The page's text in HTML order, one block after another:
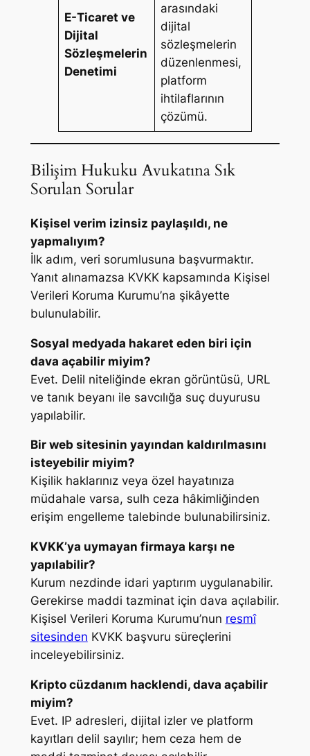
E-Ticaret ve
Dijital
Sözleşmelerin
Denetimi
arasındaki
dijital
sözleşmelerin
düzenlenmesi,
platform
ihtilaflarının
çözümü.
Bilişim Hukuku Avukatına Sık
Sorulan Sorular
Kişisel verim izinsiz paylaşıldı, ne
yapmalıyım?
İlk adım, veri sorumlusuna başvurmaktır.
Yanıt alınamazsa KVKK kapsamında Kişisel
Verileri Koruma Kurumu’na şikâyette
bulunulabilir.
Sosyal medyada hakaret eden biri için
dava açabilir miyim?
Evet. Delil niteliğinde ekran görüntüsü, URL
ve tanık beyanı ile savcılığa suç duyurusu
yapılabilir.
Bir web sitesinin yayından kaldırılmasını
isteyebilir miyim?
Kişilik haklarınız veya özel hayatınıza
müdahale varsa, sulh ceza hâkimliğinden
erişim engelleme talebinde bulunabilirsiniz.
KVKK’ya uymayan firmaya karşı ne
yapılabilir?
Kurum nezdinde idari yaptırım uygulanabilir.
Gerekirse maddi tazminat için dava açılabilir.
Kişisel Verileri Koruma Kurumu’nun resmî
sitesinden KVKK başvuru süreçlerini
inceleyebilirsiniz.
Kripto cüzdanım hacklendi, dava açabilir
miyim?
Evet. IP adresleri, dijital izler ve platform
kayıtları delil sayılır; hem ceza hem de